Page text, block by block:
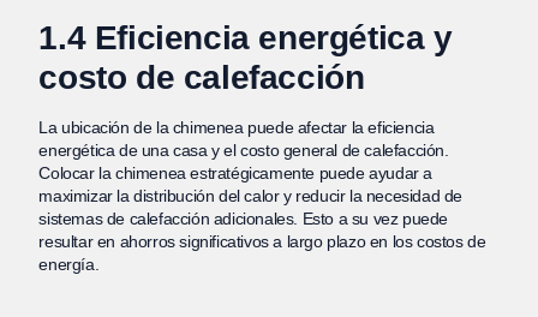
1.4 Eficiencia energética y
costo de calefacción
La ubicación de la chimenea puede afectar la eficiencia
energética de una casa y el costo general de calefacción.
Colocar la chimenea estratégicamente puede ayudar a
maximizar la distribución del calor y reducir la necesidad de
sistemas de calefacción adicionales. Esto a su vez puede
resultar en ahorros significativos a largo plazo en los costos de
energía.